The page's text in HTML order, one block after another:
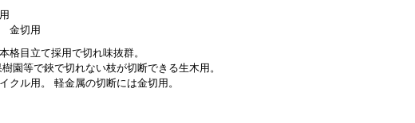
金切用
格目立て採用で切れ味抜群。
園等で鋏で切れない枝が切断できる生木用。
クル用。 軽金属の切断には金切用。